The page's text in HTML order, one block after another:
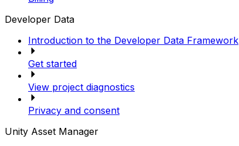
Developer Data
Introduction to the Developer Data Framework
Get started
View project diagnostics
Privacy and consent
Unity Asset Manager